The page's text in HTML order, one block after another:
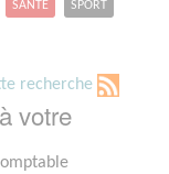
SANTÉ SPORT
recherche
votre